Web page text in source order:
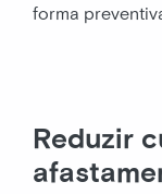
forma
Reduzir